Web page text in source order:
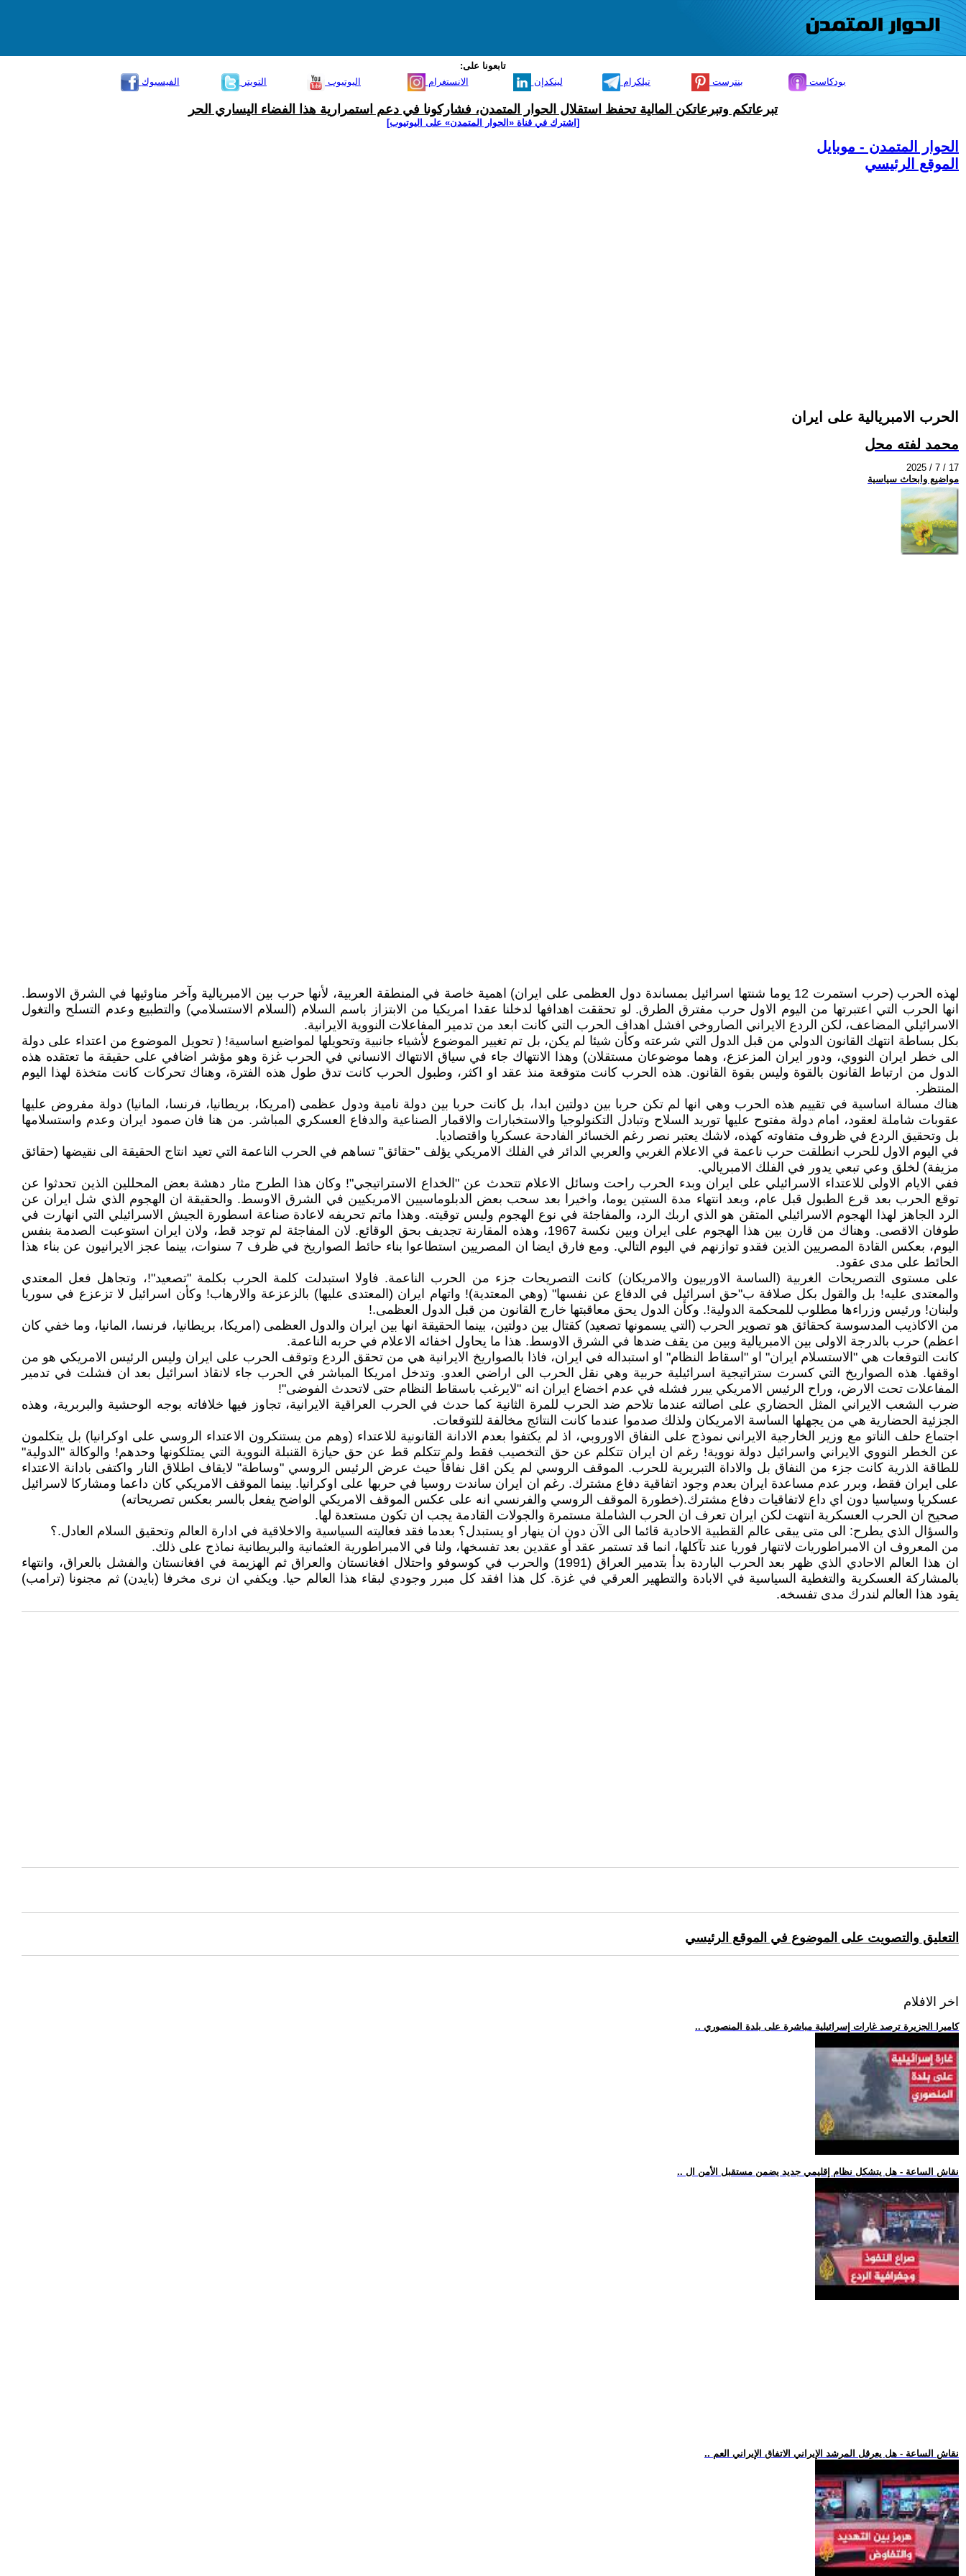
تابعونا على:
الفيسبوك
التويتر اليوتيوب الانستغرام لينكدإن تيلكرام بنترست بودكاست
تبرعاتكم وتبرعاتكن المالية تحفظ استقلال الحوار المتمدن، فشاركونا في دعم استمرارية هذا الفضاء اليساري الحر
[اشترك في قناة ‫«الحوار المتمدن» على اليوتيوب]
الحوار المتمدن - موبايل
الموقع الرئيسي
الحرب الامبريالية على ايران
محمد لفته محل
2025 / 7 / 17
مواضيع وابحاث سياسية
لهذه الحرب (حرب استمرت 12 يوما شنتها اسرائيل بمساندة دول العظمى على ايران) اهمية خاصة في المنطقة العربية، لأنها حرب بين الامبريالية وآخر مناوئيها في الشرق الاوسط.
انها الحرب التي اعتبرتها من اليوم الاول حرب مفترق الطرق. لو تحققت اهدافها لدخلنا عقدا امريكيا من الابتزاز باسم السلام (السلام الاستسلامي) والتطبيع وعدم التسلح والتغول
الاسرائيلي المضاعف، لكن الردع الايراني الصاروخي افشل اهداف الحرب التي كانت ابعد من تدمير المفاعلات النووية الايرانية.
بكل بساطة انتهك القانون الدولي من قبل الدول التي شرعته وكأن شيئا لم يكن، بل تم تغيير الموضوع لأشياء جانبية وتحويلها لمواضيع اساسية! ( تحويل الموضوع من اعتداء على دولة
الى خطر ايران النووي، ودور ايران المزعزع، وهما موضوعان مستقلان) وهذا الانتهاك جاء في سياق الانتهاك الانساني في الحرب غزة وهو مؤشر اضافي على حقيقة ما تعتقده هذه
الدول من ارتباط القانون بالقوة وليس بقوة القانون. هذه الحرب كانت متوقعة منذ عقد او اكثر، وطبول الحرب كانت تدق طول هذه الفترة، وهناك تحركات كانت متخذة لهذا اليوم
المنتظر.
هناك مسالة اساسية في تقييم هذه الحرب وهي انها لم تكن حربا بين دولتين ابدا، بل كانت حربا بين دولة نامية ودول عظمى (امريكا، بريطانيا، فرنسا، المانيا) دولة مفروض عليها
عقوبات شاملة لعقود، امام دولة مفتوح عليها توريد السلاح وتبادل التكنولوجيا والاستخبارات والاقمار الصناعية والدفاع العسكري المباشر. من هنا فان صمود ايران وعدم واستسلامها
بل وتحقيق الردع في ظروف متفاوته كهذه، لاشك يعتبر نصر رغم الخسائر الفادحة عسكريا واقتصاديا.
في اليوم الاول للحرب انطلقت حرب ناعمة في الاعلام الغربي والعربي الدائر في الفلك الامريكي يؤلف "حقائق" تساهم في الحرب الناعمة التي تعيد انتاج الحقيقة الى نقيضها (حقائق
مزيفة) لخلق وعي تبعي يدور في الفلك الامبريالي.
ففي الايام الاولى للاعتداء الاسرائيلي على ايران وبدء الحرب راحت وسائل الاعلام تتحدث عن "الخداع الاستراتيجي"! وكان هذا الطرح مثار دهشة بعض المحللين الذين تحدثوا عن
توقع الحرب بعد قرع الطبول قبل عام، وبعد انتهاء مدة الستين يوما، واخيرا بعد سحب بعض الدبلوماسيين الامريكيين في الشرق الاوسط. والحقيقة ان الهجوم الذي شل ايران عن
الرد الجاهز لهذا الهجوم الاسرائيلي المتقن هو الذي اربك الرد، والمفاجئة في نوع الهجوم وليس توقيته. وهذا ماتم تحريفه لاعادة صناعة اسطورة الجيش الاسرائيلي التي انهارت في
طوفان الاقصى. وهناك من قارن بين هذا الهجوم على ايران وبين نكسة 1967، وهذه المقارنة تجديف بحق الوقائع. لان المفاجئة لم توجد قط، ولان ايران استوعبت الصدمة بنفس
اليوم، بعكس القادة المصريين الذين فقدو توازنهم في اليوم التالي. ومع فارق ايضا ان المصريين استطاعوا بناء حائط الصواريخ في ظرف 7 سنوات، بينما عجز الايرانيون عن بناء هذا
الحائط على مدى عقود.
على مستوى التصريحات الغربية (الساسة الاوربيون والامريكان) كانت التصريحات جزء من الحرب الناعمة. فاولا استبدلت كلمة الحرب بكلمة "تصعيد"!، وتجاهل فعل المعتدي
والمعتدى عليه! بل والقول بكل صلافة ب"حق اسرائيل في الدفاع عن نفسها" (وهي المعتدية)! واتهام ايران (المعتدى عليها) بالزعزعة والارهاب! وكأن اسرائيل لا تزعزع في سوريا
ولبنان! ورئيس وزراءها مطلوب للمحكمة الدولية!. وكأن الدول يحق معاقبتها خارج القانون من قبل الدول العظمى.!
من الاكاذيب المدسوسة كحقائق هو تصوير الحرب (التي يسمونها تصعيد) كقتال بين دولتين، بينما الحقيقة انها بين ايران والدول العظمى (امريكا، بريطانيا، فرنسا، المانيا، وما خفي كان
اعظم) حرب بالدرجة الاولى بين الامبريالية وبين من يقف ضدها في الشرق الاوسط. هذا ما يحاول اخفائه الاعلام في حربه الناعمة.
كانت التوقعات هي "الاستسلام ايران" او "اسقاط النظام" او استبداله في ايران، فاذا بالصواريخ الايرانية هي من تحقق الردع وتوقف الحرب على ايران وليس الرئيس الامريكي هو من
اوقفها. هذه الصواريخ التي كسرت ستراتيجية اسرائيلية حربية وهي نقل الحرب الى اراضي العدو. وتدخل امريكا المباشر في الحرب جاء لانقاذ اسرائيل بعد ان فشلت في تدمير
المفاعلات تحت الارض، وراح الرئيس الامريكي يبرر فشله في عدم اخضاع ايران انه "لايرغب باسقاط النظام حتى لاتحدث الفوضى"!
ضرب الشعب الايراني المثل الحضاري على اصالته عندما تلاحم ضد الحرب للمرة الثانية كما حدث في الحرب العراقية الايرانية، تجاوز فيها خلافاته بوجه الوحشية والبربرية، وهذه
الجزئية الحضارية هي من يجهلها الساسة الامريكان ولذلك صدموا عندما كانت النتائج مخالفة للتوقعات.
اجتماع حلف الناتو مع وزير الخارجية الايراني نموذج على النفاق الاوروبي، اذ لم يكتفوا بعدم الادانة القانونية للاعتداء (وهم من يستنكرون الاعتداء الروسي على اوكرانيا) بل يتكلمون
عن الخطر النووي الايراني واسرائيل دولة نووية! رغم ان ايران تتكلم عن حق التخصيب فقط ولم تتكلم قط عن حق حيازة القنبلة النووية التي يمتلكونها وحدهم! والوكالة "الدولية"
للطاقة الذرية كانت جزء من النفاق بل والاداة التبريرية للحرب. الموقف الروسي لم يكن اقل نفاقاً حيث عرض الرئيس الروسي "وساطة" لايقاف اطلاق النار واكتفى بادانة الاعتداء
على ايران فقط، وبرر عدم مساعدة ايران بعدم وجود اتفاقية دفاع مشترك. رغم ان ايران ساندت روسيا في حربها على اوكرانيا. بينما الموقف الامريكي كان داعما ومشاركا لاسرائيل
عسكريا وسياسيا دون اي داع لاتفاقيات دفاع مشترك.(خطورة الموقف الروسي والفرنسي انه على عكس الموقف الامريكي الواضح يفعل بالسر بعكس تصريحاته)
صحيح ان الحرب العسكرية انتهت لكن ايران تعرف ان الحرب الشاملة مستمرة والجولات القادمة يجب ان تكون مستعدة لها.
والسؤال الذي يطرح: الى متى يبقى عالم القطبية الاحادية قائما الى الآن دون ان ينهار او يستبدل؟ بعدما فقد فعاليته السياسية والاخلاقية في ادارة العالم وتحقيق السلام العادل.؟
من المعروف ان الامبراطوريات لاتنهار فوريا عند تآكلها، انما قد تستمر عقد أو عقدين بعد تفسخها، ولنا في الامبراطورية العثمانية والبريطانية نماذج على ذلك.
ان هذا العالم الاحادي الذي ظهر بعد الحرب الباردة بدأ بتدمير العراق (1991) والحرب في كوسوفو واحتلال افغانستان والعراق ثم الهزيمة في افغانستان والفشل بالعراق، وانتهاء
بالمشاركة العسكرية والتغطية السياسية في الابادة والتطهير العرقي في غزة. كل هذا افقد كل مبرر وجودي لبقاء هذا العالم حيا. ويكفي ان نرى مخرفا (بايدن) ثم مجنونا (ترامب)
يقود هذا العالم لندرك مدى تفسخه.
التعليق والتصويت على الموضوع في الموقع الرئيسي
اخر الافلام
.. كاميرا الجزيرة ترصد غارات إسرائيلية مباشرة على بلدة المنصوري
.. نقاش الساعة - هل يتشكل نظام إقليمي جديد يضمن مستقبل الأمن ال
.. نقاش الساعة - هل يعرقل المرشد الإيراني الاتفاق الإيراني العم